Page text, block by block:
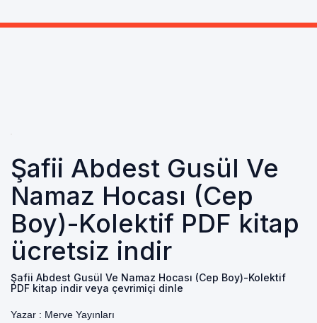
Şafii Abdest Gusül Ve
Namaz Hocası (Cep
Boy)-Kolektif PDF kitap
ücretsiz indir
Şafii Abdest Gusül Ve Namaz Hocası (Cep Boy)-Kolektif
PDF kitap indir veya çevrimiçi dinle
Yazar : Merve Yayınları